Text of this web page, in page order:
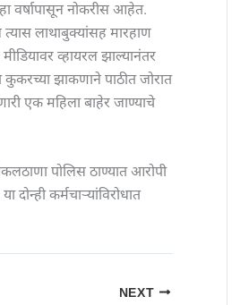
वर्षापासून नोकरीस आहेत.
त्यास लाथाबुक्यांसह मारहाण
व्हायरल झाल्यानंतर
झाकणाने पाठीत जोरात
एक महिला बाहेर जाण्याचे
पोलिस ठाण्यात आरोपी
कर्मचाऱ्यांविरोधात
NEXT